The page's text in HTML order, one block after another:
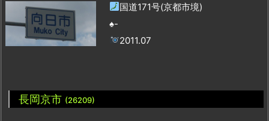
国道171号(京都市境)
♠-
2011.07
長岡京市 (26209)